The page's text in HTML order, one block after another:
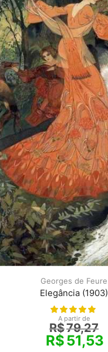
Georges de Feure
Elegância (1903)
A partir de
R$79,27
R$51,53